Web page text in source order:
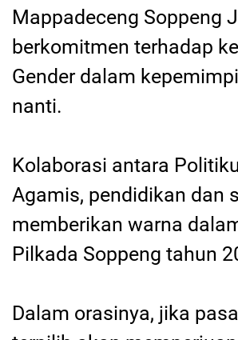
Mappadeceng Soppeng
berkomitmen terhadap
Gender dalam
nanti.
Kolaborasi antara
Agamis, pendidikan dan
memberikan warna
Pilkada Soppeng tahun
Dalam orasinya, jika